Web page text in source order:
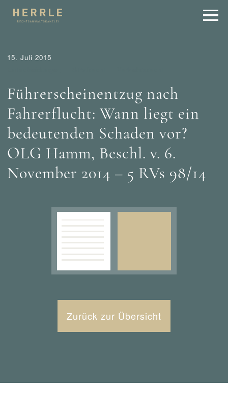
15. Juli 2015
Führerscheinentzug nach
Fahrerflucht: Wann liegt ein
bedeutenden Schaden vor?
OLG Hamm, Beschl. v. 6.
November 2014 – 5 RVs 98/14
Zurück zur Übersicht